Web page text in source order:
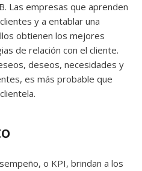
Las empresas que aprenden
y a entablar una
obtienen los mejores
de relación con el cliente.
deseos, necesidades y
es más probable que
o KPI, brindan a los